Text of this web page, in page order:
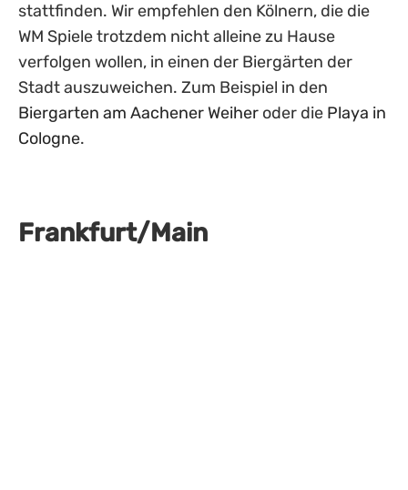
stattfinden. Wir empfehlen den Kölnern, die die
WM Spiele trotzdem nicht alleine zu Hause
verfolgen wollen, in einen der Biergärten der
Stadt auszuweichen. Zum Beispiel in den
Biergarten am Aachener Weiher oder die Playa in
Cologne.
Frankfurt/Main